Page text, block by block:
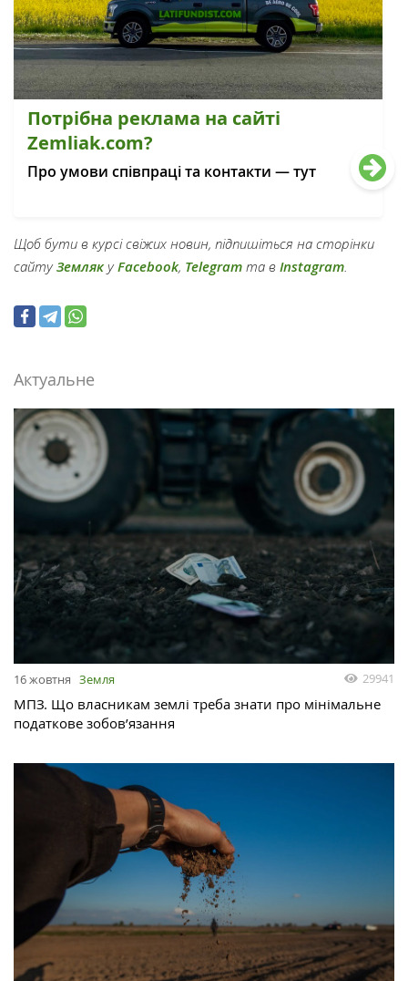
Потрібна реклама на сайті
Zemliak.com?
Про умови співпраці та контакти — тут
Щоб бути в курсі свіжих новин, підпишіться на сторінки
сайтуЗемлякуFacebook, Telegram та в Instagram.
Актуальне
16 жовтня Земля 29941
МПЗ. Що власникам землі треба знати про мінімальне
податкове зобов’язання